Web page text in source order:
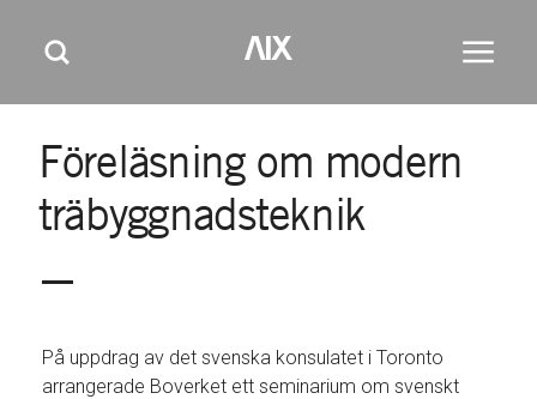
GÅ TILL HUVUDINNEHÅLL
GÅ TILL SIDFOT
M
e
n
y
AIX
Sök
Föreläsning om modern
träbyggnadsteknik
På uppdrag av det svenska konsulatet i Toronto
arrangerade Boverket ett seminarium om svenskt